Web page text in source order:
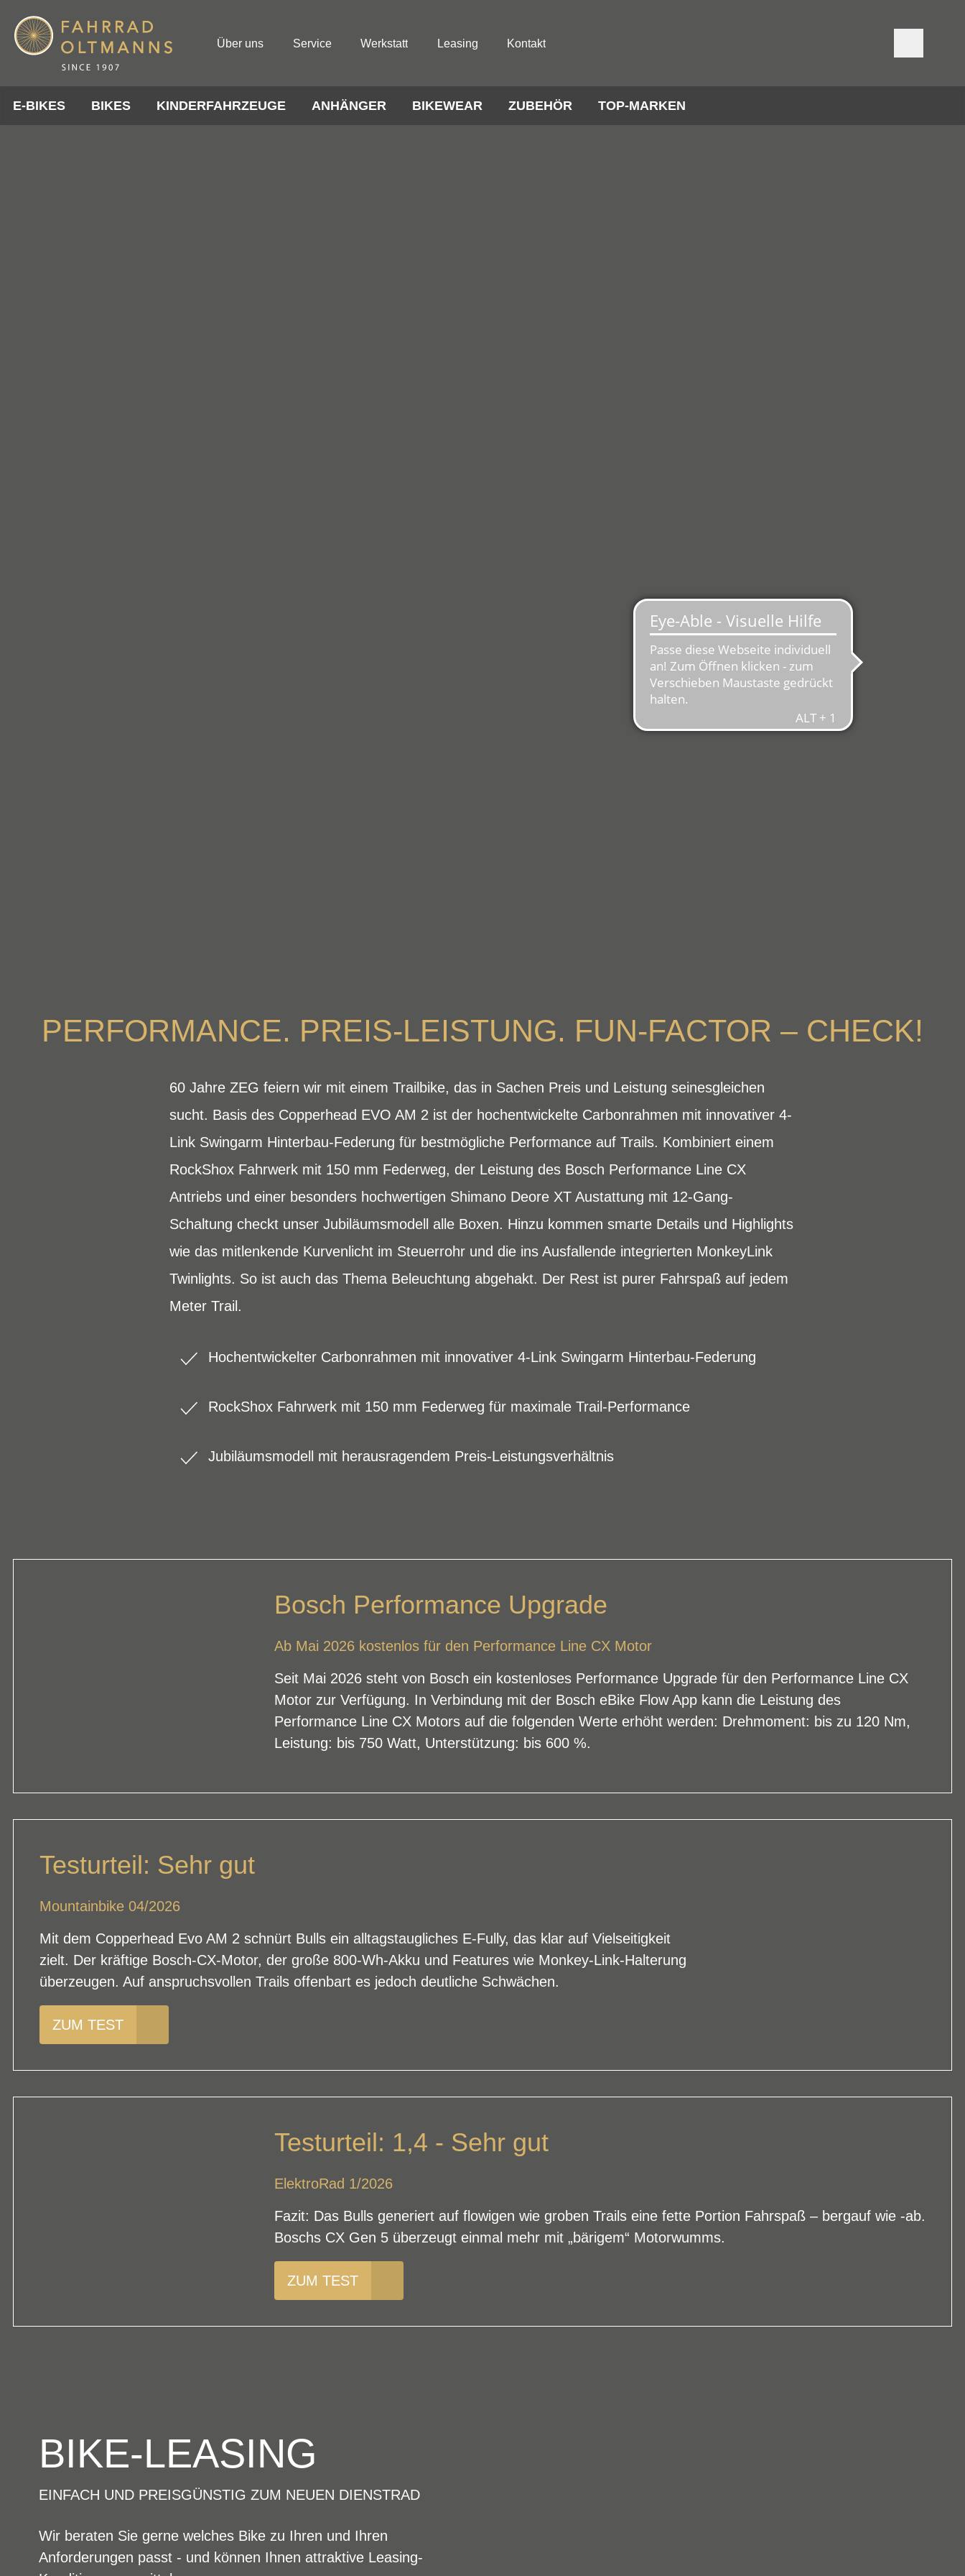
Über uns Service Werkstatt Leasing Kontakt
E-BIKES BIKES KINDERFAHRZEUGE ANHÄNGER BIKEWEAR ZUBEHÖR TOP-MARKEN
PERFORMANCE. PREIS-LEISTUNG. FUN-FACTOR – CHECK!
60 Jahre ZEG feiern wir mit einem Trailbike, das in Sachen Preis und Leistung seinesgleichen
sucht. Basis des Copperhead EVO AM 2 ist der hochentwickelte Carbonrahmen mit innovativer 4-
Link Swingarm Hinterbau-Federung für bestmögliche Performance auf Trails. Kombiniert einem
RockShox Fahrwerk mit 150 mm Federweg, der Leistung des Bosch Performance Line CX
Antriebs und einer besonders hochwertigen Shimano Deore XT Austattung mit 12-Gang-
Schaltung checkt unser Jubiläumsmodell alle Boxen. Hinzu kommen smarte Details und Highlights
wie das mitlenkende Kurvenlicht im Steuerrohr und die ins Ausfallende integrierten MonkeyLink
Twinlights. So ist auch das Thema Beleuchtung abgehakt. Der Rest ist purer Fahrspaß auf jedem
Meter Trail.
Hochentwickelter Carbonrahmen mit innovativer 4-Link Swingarm Hinterbau-Federung
RockShox Fahrwerk mit 150 mm Federweg für maximale Trail-Performance
Jubiläumsmodell mit herausragendem Preis-Leistungsverhältnis
Bosch Performance Upgrade
Ab Mai 2026 kostenlos für den Performance Line CX Motor
Seit Mai 2026 steht von Bosch ein kostenloses Performance Upgrade für den Performance Line CX
Motor zur Verfügung. In Verbindung mit der Bosch eBike Flow App kann die Leistung des
Performance Line CX Motors auf die folgenden Werte erhöht werden: Drehmoment: bis zu 120 Nm,
Leistung: bis 750 Watt, Unterstützung: bis 600 %.
Testurteil: Sehr gut
Mountainbike 04/2026
Mit dem Copperhead Evo AM 2 schnürt Bulls ein alltagstaugliches E-Fully, das klar auf Vielseitigkeit
zielt. Der kräftige Bosch-CX-Motor, der große 800-Wh-Akku und Features wie Monkey-Link-Halterung
überzeugen. Auf anspruchsvollen Trails offenbart es jedoch deutliche Schwächen.
ZUM TEST
Testurteil: 1,4 - Sehr gut
ElektroRad 1/2026
Fazit: Das Bulls generiert auf flowigen wie groben Trails eine fette Portion Fahrspaß – bergauf wie -ab.
Boschs CX Gen 5 überzeugt einmal mehr mit „bärigem“ Motorwumms.
ZUM TEST
BIKE-LEASING
EINFACH UND PREISGÜNSTIG ZUM NEUEN DIENSTRAD
Wir beraten Sie gerne welches Bike zu Ihren und Ihren
Anforderungen passt - und können Ihnen attraktive Leasing-